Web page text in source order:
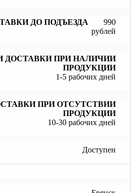
990
рублей
1-5 рабочих дней
10-30 рабочих дней
Доступен